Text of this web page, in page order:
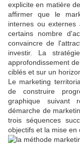
explicite en matière
affirmer que le
internes ou
certains nombre
convaincre de
investir. La
approfondissement
ciblés et sur un
Le marketing
de construire
graphique suivant
démarche de
trois séquences
objectifs et la mise en